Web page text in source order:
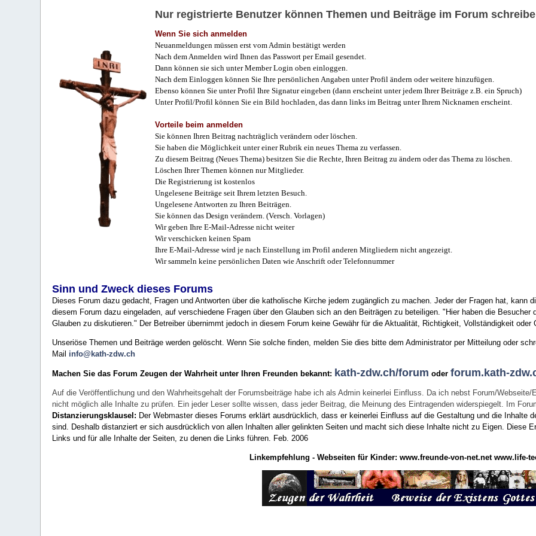
Nur registrierte Benutzer können Themen und Beiträge im Forum
Wenn Sie sich anmelden
Neuanmeldungen müssen erst vom Admin bestätigt werden
Nach dem Anmelden wird Ihnen das Passwort per Email gesendet.
Dann können sie sich unter Member Login oben einloggen.
Nach dem Einloggen können Sie Ihre persönlichen Angaben unter Profil ändern oder weitere hinzufügen.
Ebenso können Sie unter Profil Ihre Signatur eingeben (dann erscheint unter jedem Ihrer Beiträge z.B. ein Spruch)
Unter Profil/Profil können Sie ein Bild hochladen, das dann links im Beitrag unter Ihrem Nicknamen erscheint.
Vorteile beim anmelden
Sie können Ihren Beitrag nachträglich verändern oder löschen.
Sie haben die Möglichkeit unter einer Rubrik ein neues Thema zu verfassen.
Zu diesem Beitrag (Neues Thema) besitzen Sie die Rechte, Ihren Beitrag zu ändern oder das Thema zu löschen.
Löschen Ihrer Themen können nur Mitglieder.
Die Registrierung ist kostenlos
Ungelesene Beiträge seit Ihrem letzten Besuch.
Ungelesene Antworten zu Ihren Beiträgen.
Sie können das Design verändern. (Versch. Vorlagen)
Wir geben Ihre E-Mail-Adresse nicht weiter
Wir verschicken keinen Spam
Ihre E-Mail-Adresse wird je nach Einstellung im Profil anderen Mitgliedern nicht angezeigt.
Wir sammeln keine persönlichen Daten wie Anschrift oder Telefonnummer
Sinn und Zweck dieses Forums
Dieses Forum dazu gedacht, Fragen und Antworten über die katholische Kirche jedem zugänglich zu machen. Jeder der Fragen hat, kann
diesem Forum dazu eingeladen, auf verschiedene Fragen über den Glauben sich an den Beiträgen zu beteiligen. "Hier haben die
Glauben zu diskutieren." Der Betreiber übernimmt jedoch in diesem Forum keine Gewähr für die Aktualität, Richtigkeit, Vollständigkeit
Unseriöse Themen und Beiträge werden gelöscht. Wenn Sie solche finden, melden Sie dies bitte dem Administrator per Mitteilung oder
Mail info@kath-zdw.ch
Machen Sie das Forum Zeugen der Wahrheit unter Ihren Freunden bekannt: kath-zdw.ch/forum oderforum.kath-
Auf die Veröffentlichung und den Wahrheitsgehalt der Forumsbeiträge habe ich als Admin keinerlei Einfluss. Da ich nebst Forum/
nicht möglich alle Inhalte zu prüfen. Ein jeder Leser sollte wissen, dass jeder Beitrag, die Meinung des Eintragenden widerspiegelt. Im
Distanzierungsklausel: Der Webmaster dieses Forums erklärt ausdrücklich, dass er keinerlei Einfluss auf die Gestaltung und die Inhalte
sind. Deshalb distanziert er sich ausdrücklich von allen Inhalten aller gelinkten Seiten und macht sich diese Inhalte nicht zu Eigen.
Diese
Links und für alle Inhalte der Seiten, zu denen die Links führen.
Feb. 2006
Linkempfehlung - Webseiten für Kinder: www.freunde-von-net.net www.life-